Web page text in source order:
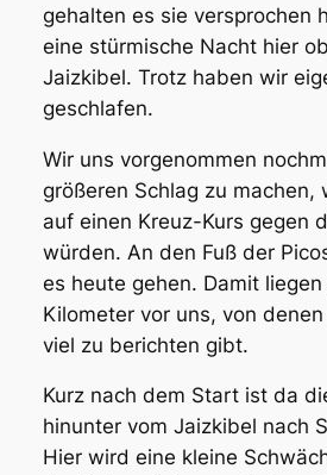
gehalten es sie versprochen
eine stürmische Nacht hier
Jaizkibel. Trotz haben wir
geschlafen.
Wir uns vorgenommen
größeren Schlag zu machen,
auf einen Kreuz-Kurs gegen
würden. An den Fuß der
es heute gehen. Damit
Kilometer vor uns, von
viel zu berichten gibt.
Kurz nach dem Start ist da
hinunter vom Jaizkibel nach
Hier wird eine kleine